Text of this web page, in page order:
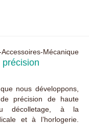
Mécanique
précision
nous développons,
précision de haute
décolletage, à la
et à l’horlogerie.